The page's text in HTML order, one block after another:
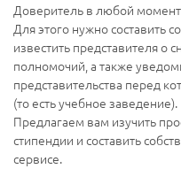
Доверитель в любой
Для этого нужно составить
известить представителя о
полномочий, а также
представительства перед
(то есть учебное заведение).
Предлагаем вам изучить
стипендии и составить
сервисе.